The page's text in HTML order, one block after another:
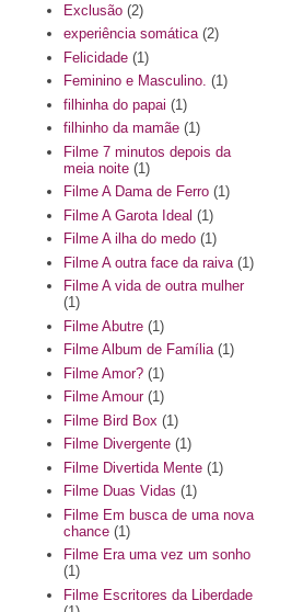
Exclusão (2)
experiência somática (2)
Felicidade (1)
Feminino e Masculino. (1)
filhinha do papai (1)
filhinho da mamãe (1)
Filme 7 minutos depois da
meia noite (1)
Filme A Dama de Ferro (1)
Filme A Garota Ideal (1)
Filme A ilha do medo (1)
Filme A outra face da raiva (1)
Filme A vida de outra mulher
(1)
Filme Abutre (1)
Filme Album de Família (1)
Filme Amor? (1)
Filme Amour (1)
Filme Bird Box (1)
Filme Divergente (1)
Filme Divertida Mente (1)
Filme Duas Vidas (1)
Filme Em busca de uma nova
chance (1)
Filme Era uma vez um sonho
(1)
Filme Escritores da Liberdade